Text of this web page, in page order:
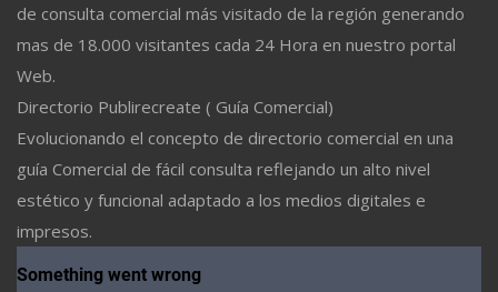
de consulta comercial más visitado de la región generando
mas de 18.000 visitantes cada 24 Hora en nuestro portal
Web.
Directorio Publirecreate ( Guía Comercial)
Evolucionando el concepto de directorio comercial en una
guía Comercial de fácil consulta reflejando un alto nivel
estético y funcional adaptado a los medios digitales e
impresos.